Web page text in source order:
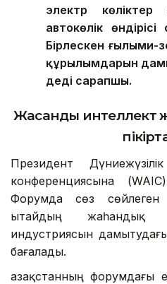
электр көліктер
автокөлік
Бірлескен ғылыми-
құрылымдарын
деді сарапшы.
Жасанды интеллект
Президент
конференциясына
Форумда сөз сөйлеген
Қытайдың жаһандық
индустриясын
бағалады.
Қазақстанның форумдағы